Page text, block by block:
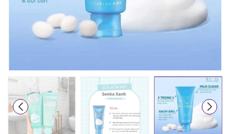
Mã giảm giá:
Ngày hết hạn:
Điều kiện: